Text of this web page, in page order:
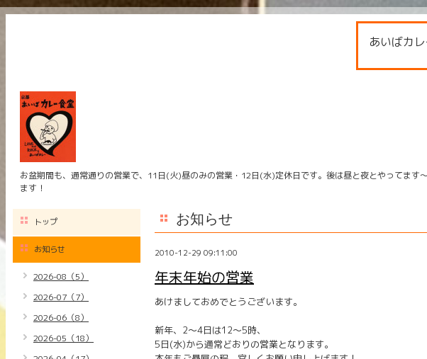
あいばカ
お盆期間も、通常通りの営業で、11日(火)昼のみの営業・12日(水)定休日です。後は昼と夜とやってます
ます！
お知らせ
2010-12-29 09:11:00
年末年始の営業
あけましておめでとうございます。
新年、2〜4日は12〜5時、
5日(水)から通常どおりの営業となります。
トップ
お知らせ
2026-08（5）
2026-07（7）
2026-06（8）
2026-05（18）